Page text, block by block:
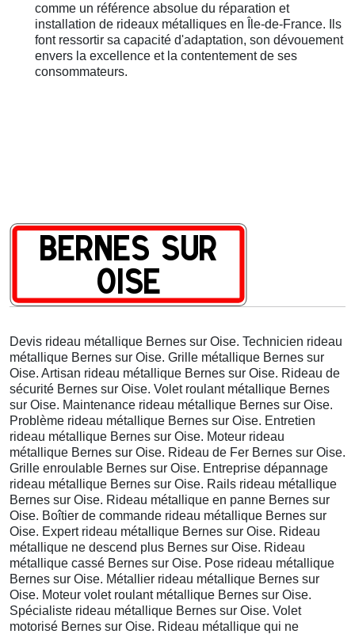
comme un référence absolue du réparation et
installation de rideaux métalliques en Île-de-France. Ils
font ressortir sa capacité d'adaptation, son dévouement
envers la excellence et la contentement de ses
consommateurs.
Devis rideau métallique Bernes sur Oise. Technicien rideau
métallique Bernes sur Oise. Grille métallique Bernes sur
Oise. Artisan rideau métallique Bernes sur Oise. Rideau de
sécurité Bernes sur Oise. Volet roulant métallique Bernes
sur Oise. Maintenance rideau métallique Bernes sur Oise.
Problème rideau métallique Bernes sur Oise. Entretien
rideau métallique Bernes sur Oise. Moteur rideau
métallique Bernes sur Oise. Rideau de Fer Bernes sur Oise.
Grille enroulable Bernes sur Oise. Entreprise dépannage
rideau métallique Bernes sur Oise. Rails rideau métallique
Bernes sur Oise. Rideau métallique en panne Bernes sur
Oise. Boîtier de commande rideau métallique Bernes sur
Oise. Expert rideau métallique Bernes sur Oise. Rideau
métallique ne descend plus Bernes sur Oise. Rideau
métallique cassé Bernes sur Oise. Pose rideau métallique
Bernes sur Oise. Métallier rideau métallique Bernes sur
Oise. Moteur volet roulant métallique Bernes sur Oise.
Spécialiste rideau métallique Bernes sur Oise. Volet
motorisé Bernes sur Oise. Rideau métallique qui ne